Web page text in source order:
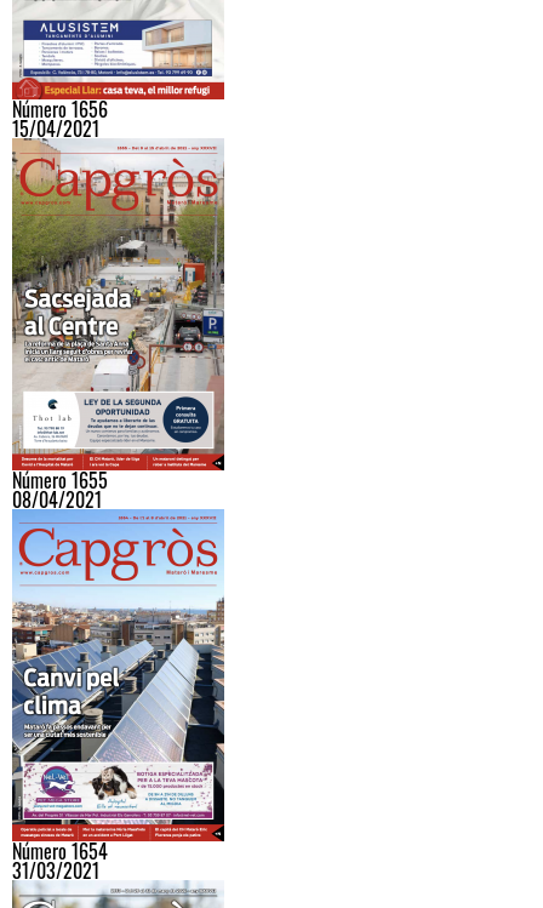
Número 1656
15/04/2021
Número 1655
08/04/2021
Número 1654
31/03/2021